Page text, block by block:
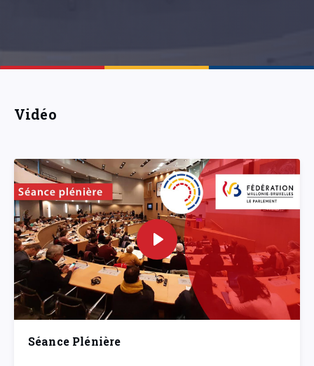
Vidéo
Séance Plénière